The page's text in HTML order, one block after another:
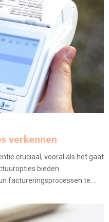
verkennen
cruciaal, vooral als het gaat
bieden
factureringsprocessen te...